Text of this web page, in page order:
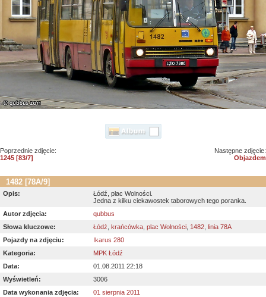
Poprzednie zdjęcie:
1245 [83/7]
Następne zdjęcie:
Objazdem
1482 [78A/9]
Opis:
Łódź, plac Wolności.
Jedna z kilku ciekawostek taborowych tego poranka.
Autor zdjęcia:
qubbus
Słowa kluczowe:
Łódź krańcówka plac Wolności 1482
linia 78A
Pojazdy na zdjęciu:
Ikarus 280
Kategoria:
MPK Łódź
Data:
01.08.2011 22:18
Wyświetleń:
3006
Data wykonania zdjęcia:
01 sierpnia 2011